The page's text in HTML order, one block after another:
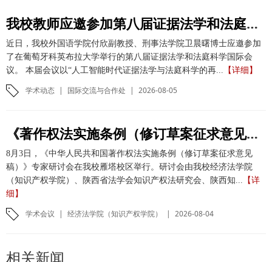
我校教师应邀参加第八届证据法学和法庭科学国际会议并作学术报告
近日，我校外国语学院付欣副教授、刑事法学院卫晨曙博士应邀参加
了在葡萄牙科英布拉大学举行的第八届证据法学和法庭科学国际会
议。 本届会议以“人工智能时代证据法学与法庭科学的再... 【详细】
学术动态 | 国际交流与合作处 | 2026-08-05
《著作权法实施条例（修订草案征求意见稿）》专家研讨会在我校举办
8月3日，《中华人民共和国著作权法实施条例（修订草案征求意见
稿）》专家研讨会在我校雁塔校区举行。研讨会由我校经济法学院
（知识产权学院）、陕西省法学会知识产权法研究会、陕西知... 【详
细】
学术会议 | 经济法学院（知识产权学院） | 2026-08-04
相关新闻